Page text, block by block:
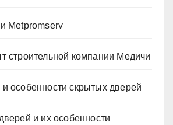
Metpromserv
строительной компании Медичи
особенности скрытых дверей
и их особенности